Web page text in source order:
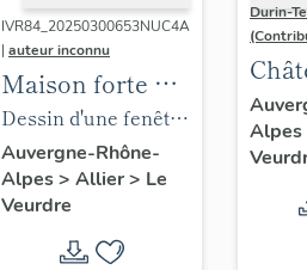
IVR84_20250300653NUC4A
| auteur inconnu
Maison forte dit
ancien château
de la Beaume
puis ferme
actuellement
maison
Dessin d'une fenêtre
: " fenêtre de l'ancien
chateau de la
Baume" extrait de
Le Brun, 1913, p. 206.
Auvergne-Rhône-
Alpes> Allier> Le
Veurdre
Durin-
Alpes